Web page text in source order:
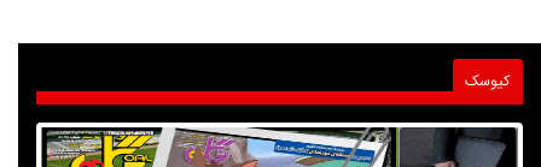
کیوسک